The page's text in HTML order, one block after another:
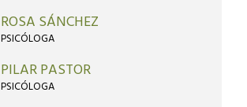
ROSA SÁNCHEZ
PSICÓLOGA
PILAR PASTOR
PSICÓLOGA